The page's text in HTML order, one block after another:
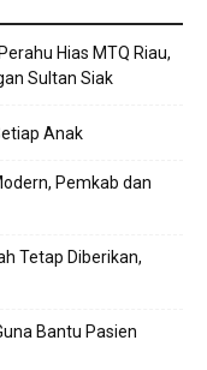
Hias MTQ Riau,
Sultan Siak
Anak
Pemkab dan
Tetap Diberikan,
Bantu Pasien